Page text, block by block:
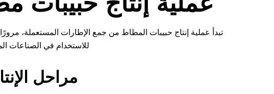
تبدأ عملية إنتاج حبيبات المطاط من جمع الإطارات المستعملة،
للاستخدام في الصناعات
مراحل